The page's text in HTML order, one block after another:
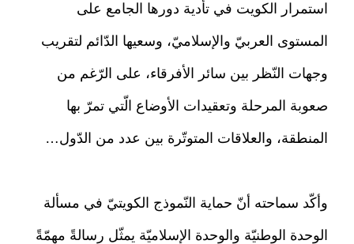
استمرار الكويت في تأدية دورها الجامع على
المستوى العربيّ والإسلاميّ، وسعيها الدّائم لتقريب
وجهات النّظر بين سائر الأفرقاء، على الرّغم من
صعوبة المرحلة وتعقيدات الأوضاع الّتي تمرّ بها
المنطقة، والعلاقات المتوتّرة بين عدد من الدّول…
وأكّد سماحته أنّ حماية النّموذج الكويتيّ في مسألة
الوحدة الوطنيّة والوحدة الإسلاميّة يمثّل رسالةً مهمّةً